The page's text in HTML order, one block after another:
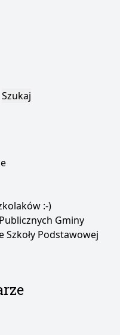
:-)
Gminy
Szkoły Podstawowej